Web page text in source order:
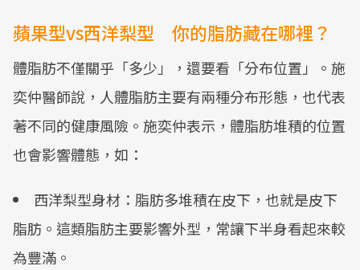
蘋果型vs西洋梨型 你的脂肪藏在哪裡？
體脂肪不僅關乎「多少」，還要看「分布位置」。施
奕仲醫師說，人體脂肪主要有兩種分布形態，也代表
著不同的健康風險。施奕仲表示，體脂肪堆積的位置
也會影響體態，如：
西洋梨型身材：脂肪多堆積在皮下，也就是皮下
脂肪。這類脂肪主要影響外型，常讓下半身看起來較
為豐滿。